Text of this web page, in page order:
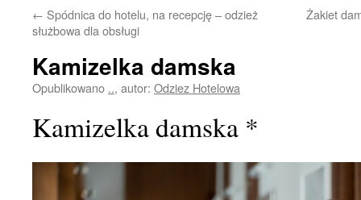
← Spódnica do hotelu, na recepcję – odzież
służbowa dla obsługi
Żakiet
Kamizelka damska
Opublikowano .., autor: Odziez Hotelowa
Kamizelka damska *